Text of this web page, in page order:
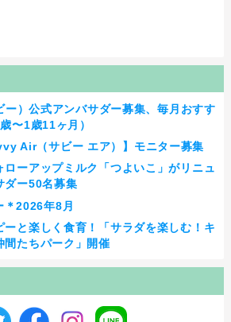
）公式アンバサダー募集、毎月おすす
〜1歳11ヶ月）
Air（サビー エア）】モニター募集
ローアップミルク「つよいこ」がリニュ
ダー50名募集
＊2026年8月
ーと楽しく食育！「サラダを楽しむ！キ
間たちパーク」開催